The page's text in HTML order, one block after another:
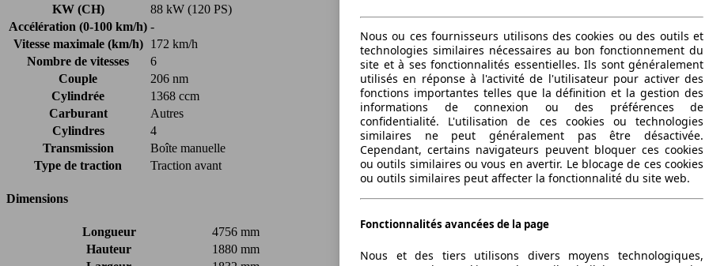
KW (CH)
88 kW (120 PS)
Accélération (0-100 km/h) -
Vitesse maximale (km/h)
172 km/h
Nombre de vitesses
6
Couple
206 nm
Cylindrée
1368 ccm
Carburant
Autres
Cylindres
4
Transmission
Boîte manuelle
Type de traction
Traction avant
Dimensions
Longueur
4756 mm
Hauteur
1880 mm
Nous ou ces fournisseurs utilisons des cookies ou des outils et
technologies similaires nécessaires au bon fonctionnement du
site et à ses fonctionnalités essentielles. Ils sont généralement
utilisés en réponse à l'activité de l'utilisateur pour activer des
fonctions importantes telles que la définition et la gestion des
informations de connexion ou des préférences de
confidentialité. L'utilisation de ces cookies ou technologies
similaires ne peut généralement pas être désactivée.
Cependant, certains navigateurs peuvent bloquer ces cookies
ou outils similaires ou vous en avertir. Le blocage de ces cookies
ou outils similaires peut affecter la fonctionnalité du site web.
Fonctionnalités avancées de la page
Nous et des tiers utilisons divers moyens technologiques,